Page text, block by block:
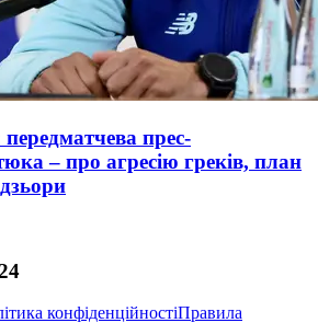
прес-
– про агресію греків, план
конфіденційностіПравила